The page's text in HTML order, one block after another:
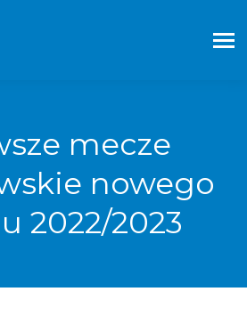
mecze
nowego
2022/2023